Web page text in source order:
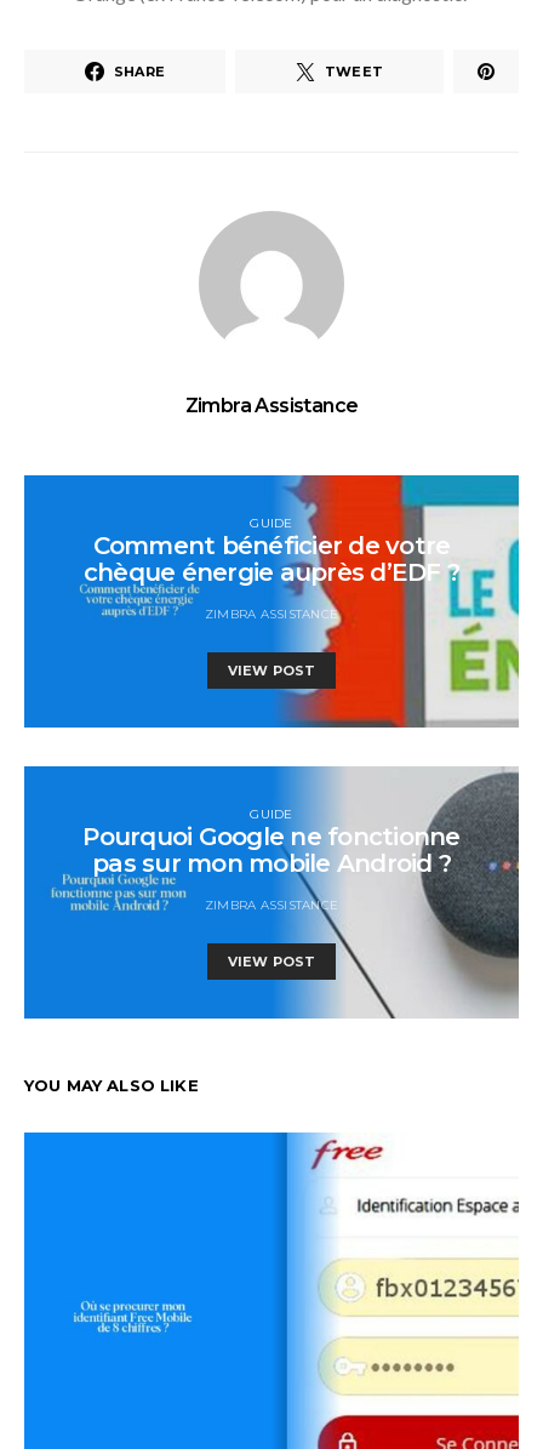
SHARE TWEET
Zimbra Assistance
GUIDE
Comment bénéficier de votre
chèque énergie auprès d’EDF ?
ZIMBRA ASSISTANCE
VIEW POST
GUIDE
Pourquoi Google ne fonctionne
pas sur mon mobile Android ?
ZIMBRA ASSISTANCE
VIEW POST
YOU MAY ALSO LIKE